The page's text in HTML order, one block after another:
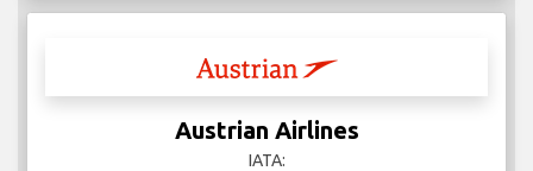
Austrian Airlines
IATA: